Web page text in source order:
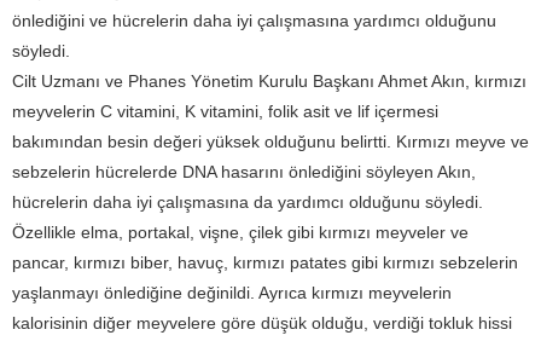
önlediğini ve hücrelerin daha iyi çalışmasına yardımcı olduğunu
söyledi.
Cilt Uzmanı ve Phanes Yönetim Kurulu Başkanı Ahmet Akın, kırmızı
meyvelerin C vitamini, K vitamini, folik asit ve lif içermesi
bakımından besin değeri yüksek olduğunu belirtti. Kırmızı meyve ve
sebzelerin hücrelerde DNA hasarını önlediğini söyleyen Akın,
hücrelerin daha iyi çalışmasına da yardımcı olduğunu söyledi.
Özellikle elma, portakal, vişne, çilek gibi kırmızı meyveler ve
pancar, kırmızı biber, havuç, kırmızı patates gibi kırmızı sebzelerin
yaşlanmayı önlediğine değinildi. Ayrıca kırmızı meyvelerin
kalorisinin diğer meyvelere göre düşük olduğu, verdiği tokluk hissi